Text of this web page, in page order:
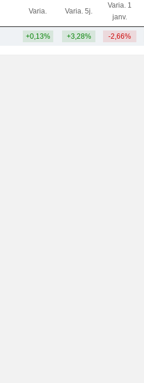
Varia. Varia. 5j.
Varia. 1
janv.
+0,13% +3,28% -2,66%